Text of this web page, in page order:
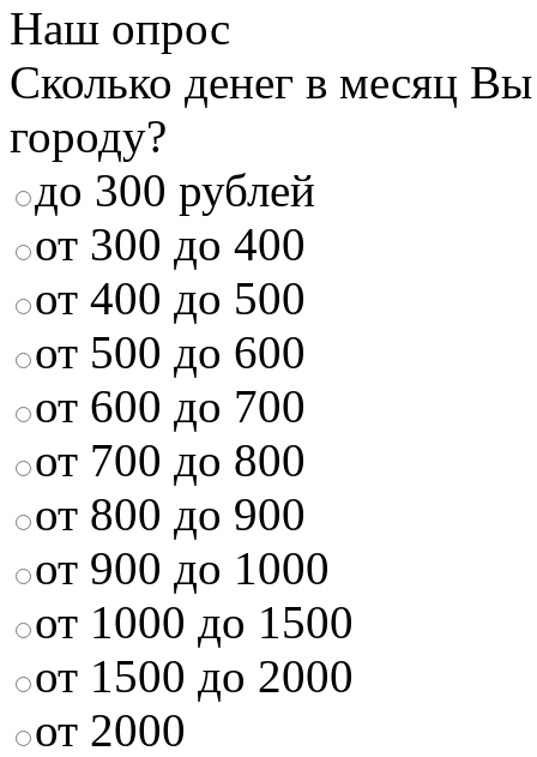
Наш опрос
Сколько денег в месяц
городу?
до 300 рублей
от 300 до 400
от 400 до 500
от 500 до 600
от 600 до 700
от 700 до 800
от 800 до 900
от 900 до 1000
от 1000 до 1500
от 1500 до 2000
от 2000